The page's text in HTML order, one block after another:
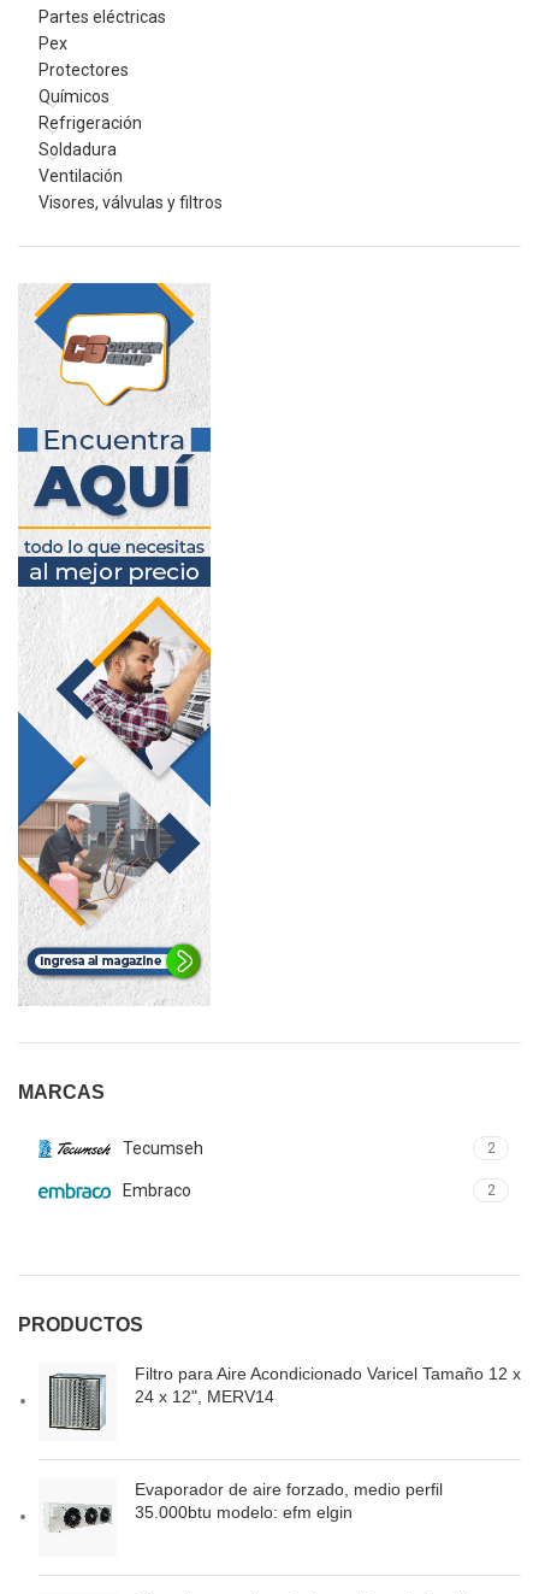
Partes eléctricas
Pex
Protectores
Químicos
Refrigeración
Soldadura
Ventilación
Visores, válvulas y filtros
MARCAS
Tecumseh 2
Embraco 2
PRODUCTOS
Filtro para Aire Acondicionado Varicel Tamaño 12 x
24 x 12", MERV14
Evaporador de aire forzado, medio perfil
35.000btu modelo: efm elgin